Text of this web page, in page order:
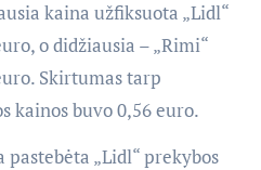
kaina užfiksuota „Lidl“
o didžiausia – „Rimi“
Skirtumas tarp
kainos buvo 0,56 euro.
„Lidl“ prekybos